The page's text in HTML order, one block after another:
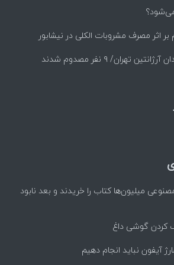
می‌شود؟
تهران/ ۹ نفر مصدوم شدند
میلیون‌ها کتاب را خریدند و بعد نابود
کردن گوشی داغ
آیفون نباید انجام دهیم